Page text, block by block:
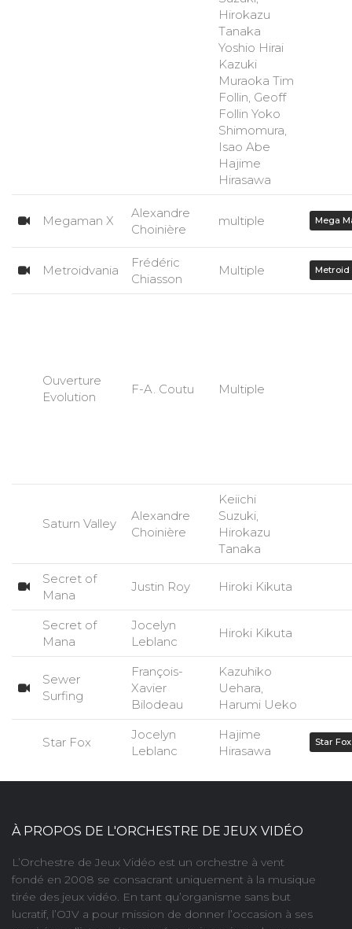
Hirokazu
Tanaka
Yoshio Hirai
Kazuki
Muraoka Tim
Follin, Geoff
Follin Yoko
Shimomura,
Isao Abe
Hajime
Hirasawa
Megaman X
Alexandre
Choinière
multiple Mega
Metroidvania
Frédéric
Chiasson
Multiple Metroid
Ouverture
Evolution
F-A. Coutu Multiple
Saturn Valley
Alexandre
Choinière
Keiichi
Suzuki,
Hirokazu
Tanaka
Secret of
Mana
Justin Roy Hiroki Kikuta
Secret of
Mana
Jocelyn
Leblanc
Hiroki Kikuta
Sewer
Surfing
François-
Xavier
Bilodeau
Kazuhiko
Uehara,
Harumi Ueko
Star Fox
Jocelyn
Leblanc
Hajime
Hirasawa
Star Fox
À PROPOS DE L'ORCHESTRE DE JEUX VIDÉO
L’Orchestre de Jeux Vidéo est un orchestre à vent
fondé en 2008 se consacrant uniquement à la musique
tirée des jeux vidéo. En tant qu’organisme sans but
lucratif, l’OJV a pour mission de donner l’occasion à ses